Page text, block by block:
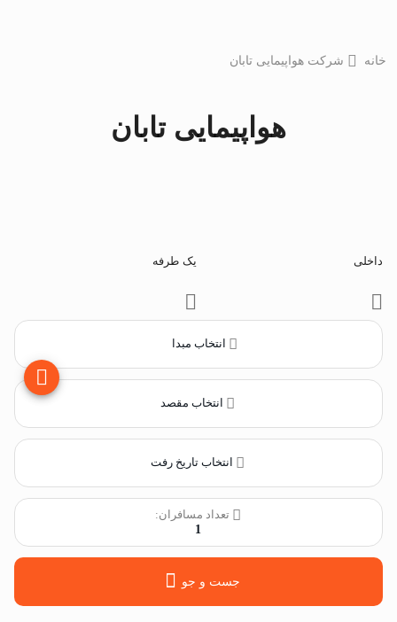
خانه شرکت هواپیمایی تابان
هواپیمایی تابان
داخلی یک طرفه
انتخاب مبدا
انتخاب مقصد
تعداد مسافران:
1
جست و جو